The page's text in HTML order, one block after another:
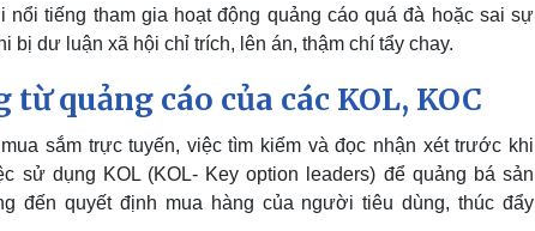
tiếng tham gia hoạt động quảng cáo quá đà hoặc sai sự
bị dư luận xã hội chỉ trích, lên án, thậm chí tẩy chay.
quảng cáo của các KOL, KOC
sắm trực tuyến, việc tìm kiếm và đọc nhận xét trước khi
sử dụng KOL (KOL- Key option leaders) để quảng bá sản
đến quyết định mua hàng của người tiêu dùng, thúc đẩy